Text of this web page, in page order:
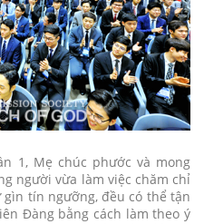
1, Mẹ chúc phước và mong
người vừa làm việc chăm chỉ
tín ngưỡng, đều có thể tận
Đàng bằng cách làm theo ý